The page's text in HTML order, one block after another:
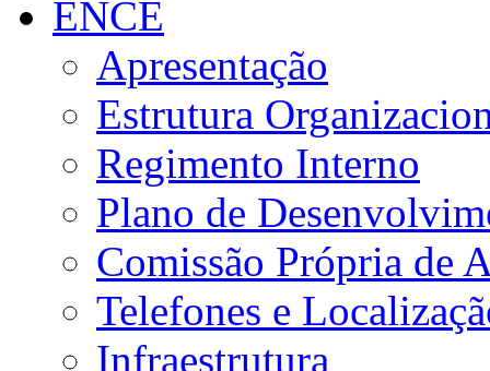
ENCE
Apresentação
Estrutura
Regimento Interno
Plano de
Comissão Própria de
Telefones e
Infraestrutura